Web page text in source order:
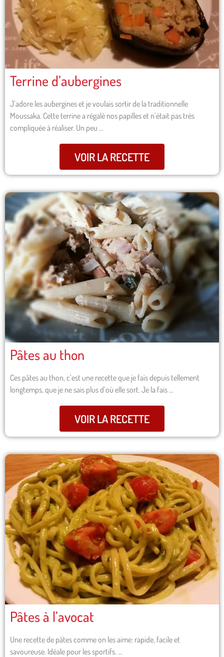
Terrine d’aubergines
J’adore les aubergines et je voulais sortir de la traditionnelle
Moussaka. Cette terrine a régalé nos papilles et n’était pas très
compliquée à réaliser. Un peu …
VOIR LA RECETTE
Pâtes au thon
Ces pâtes au thon, c’est une recette que je fais depuis tellement
longtemps, que je ne sais plus d’où elle sort. Je la fais …
VOIR LA RECETTE
Pâtes à l’avocat
Une recette de pâtes comme on les aime: rapide, facile et
savoureuse. Idéale pour les sportifs. …